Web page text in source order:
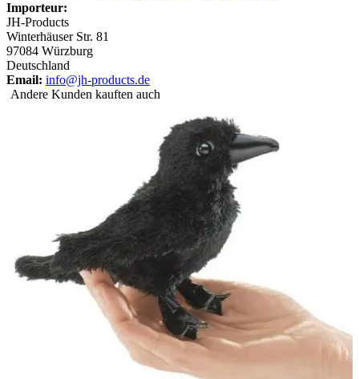
Importeur:
JH-Products
Winterhäuser Str. 81
97084 Würzburg
Deutschland
Email: info@jh-products.de
Andere Kunden kauften auch